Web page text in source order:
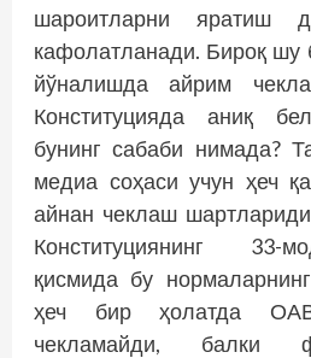
шароитларни яратиш
кафолатланади. Бироқ шу
йўналишда айрим
Конститу­цияда аниқ
бунинг сабаби нимада?
медиа соҳаси учун ҳеч
айнан чеклаш
Конституциянинг 33-
қисмида бу
ҳеч бир ҳолатда
чекламайди, балки